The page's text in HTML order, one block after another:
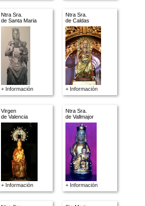
Ntra Sra.
de Santa Maria
+ Información
Ntra Sra.
de Caldas
+ Información
Virgen
de Valencia
+ Información
Ntra Sra.
de Vallmajor
+ Información